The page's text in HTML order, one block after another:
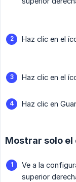
Haz clic en el
Haz clic en el
Haz clic en
Mostrar solo el
Ve a la
superior